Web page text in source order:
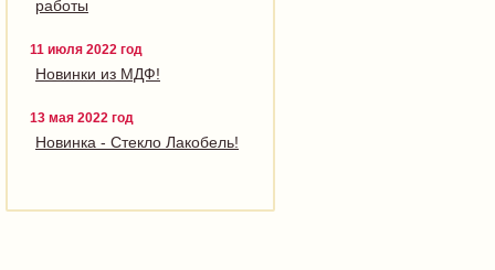
работы
11 июля 2022 год
Новинки из МДФ!
13 мая 2022 год
Новинка - Стекло Лакобель!